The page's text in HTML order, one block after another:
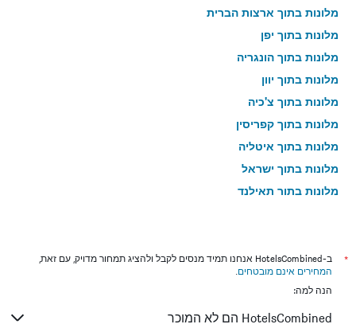
מלונות בתוך ארצות הברית
מלונות בתוך יפן
מלונות בתוך הונגריה
מלונות בתוך יוון
מלונות בתוך צ'כיה
מלונות בתוך קפריסין
מלונות בתוך איטליה
מלונות בתוך ישראל
מלונות בתוך תאילנד
*
ב-HotelsCombined אנחנו תמיד מנסים לקבל ולהציג תמחור מדויק, עם זאת,
המחירים אינם מובטחים.
הנה למה:
HotelsCombined הם לא המוכר